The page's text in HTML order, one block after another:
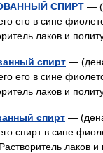
СПИРТ —
его в сине
лаков и
спирт —
его в сине
лаков и
спирт —
спирт в сине
Растворитель